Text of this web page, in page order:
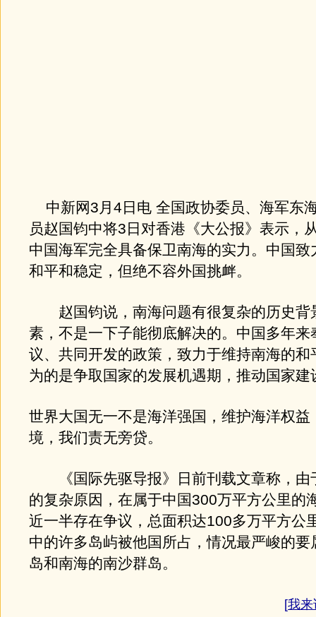
中新网3月4日电 全国政协委员、海军东
员赵国钧中将3日对香港《大公报》表示，
中国海军完全具备保卫南海的实力。中国致
和平和稳定，但绝不容外国挑衅。
赵国钧说，南海问题有很复杂的历史背
素，不是一下子能彻底解决的。中国多年来
议、共同开发的政策，致力于维持南海的和
为的是争取国家的发展机遇期，推动国家建
世界大国无一不是海洋强国，维护海洋权益
境，我们责无旁贷。
《国际先驱导报》日前刊载文章称，由
的复杂原因，在属于中国300万平方公里的
近一半存在争议，总面积达100多万平方公
中的许多岛屿被他国所占，情况最严峻的要
岛和南海的南沙群岛。
[我